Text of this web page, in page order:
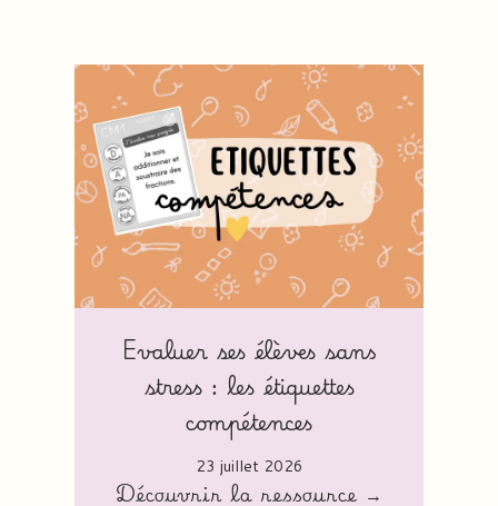
Evaluer ses élèves sans
stress : les étiquettes
compétences
23 juillet 2026
Découvrir la ressource →